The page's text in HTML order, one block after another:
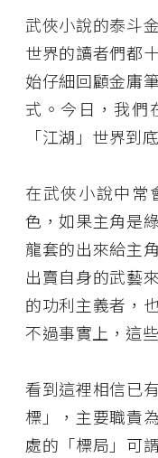
武俠小說的泰斗
世界的讀者們都
始仔細回顧金庸
式。今日，我們
「江湖」世界到
在武俠小說中常
色，如果主角是
龍套的出來給主
出賣自身的武藝
的功利主義者，
不過事實上，這
看到這裡相信已
標」，主要職責
處的「標局」可